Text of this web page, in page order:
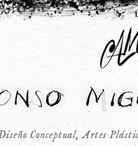
Conceptual, Artes